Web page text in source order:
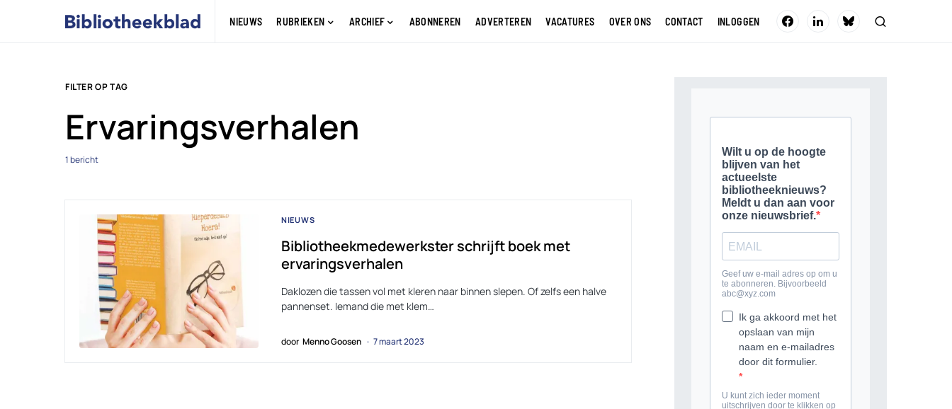
NIEUWS RUBRIEKEN ARCHIEF ABONNEREN ADVERTEREN VACATURES OVER ONS CONTACT INLOGGEN
FILTER OP TAG
Ervaringsverhalen
1 bericht
NIEUWS
Bibliotheekmedewerkster schrijft boek met
ervaringsverhalen
Daklozen die tassen vol met kleren naar binnen slepen. Of zelfs een halve
pannenset. Iemand die met klem…
door Menno Goosen 7 maart 2023